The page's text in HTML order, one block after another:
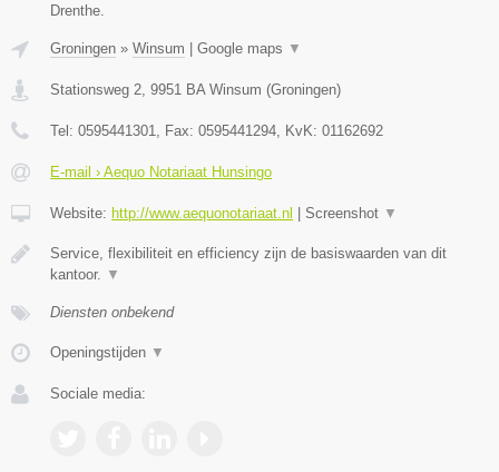
Drenthe.
Groningen » Winsum Google maps ▼
Stationsweg 2 9951 BA Winsum (Groningen)
Tel: 0595441301 , Fax: 0595441294 , KvK: 01162692
E-mail › Aequo Notariaat Hunsingo
Website: http://www.aequonotariaat.nl Screenshot ▼
Service, flexibiliteit en efficiency zijn de basiswaarden van dit
kantoor.
▼
Diensten onbekend
Openingstijden ▼
Sociale media: